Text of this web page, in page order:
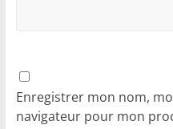
Enregistrer mon nom,
navigateur pour mon